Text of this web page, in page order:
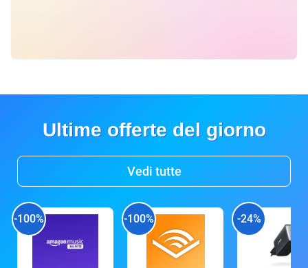
Ultime offerte del giorno
Vedi tutte
-100% -100% -24%